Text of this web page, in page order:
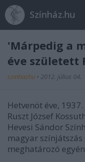
Színház.hu
'Márpedig a
éve született
szinhazhu • 2012. július 04.
Hetvenöt éve,
Ruszt József
Hevesi Sándor
magyar
meghatározó